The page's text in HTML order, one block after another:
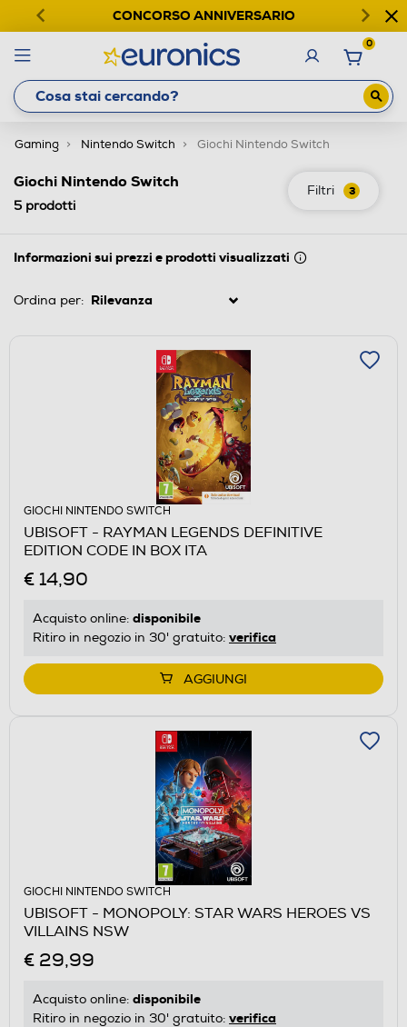
CONCORSO ANNIVERSARIO
0
Gaming Nintendo Switch Giochi Nintendo Switch
Filtri 3
Giochi Nintendo Switch
5 prodotti
Informazioni sui prezzi e prodotti visualizzati
Ordina per:
GIOCHI NINTENDO SWITCH
UBISOFT - RAYMAN LEGENDS DEFINITIVE
EDITION CODE IN BOX ITA
€ 14,90
Acquisto online: disponibile
Ritiro in negozio in 30' gratuito: verifica
AGGIUNGI
GIOCHI NINTENDO SWITCH
UBISOFT - MONOPOLY: STAR WARS HEROES VS
VILLAINS NSW
€ 29,99
Acquisto online: disponibile
Ritiro in negozio in 30' gratuito: verifica